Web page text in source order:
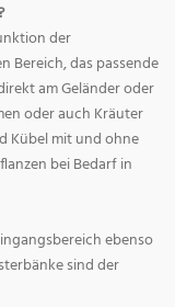
der
Bereich, das passende
am Geländer oder
oder auch Kräuter
Kübel mit und ohne
bei Bedarf in
ebenso
sind der